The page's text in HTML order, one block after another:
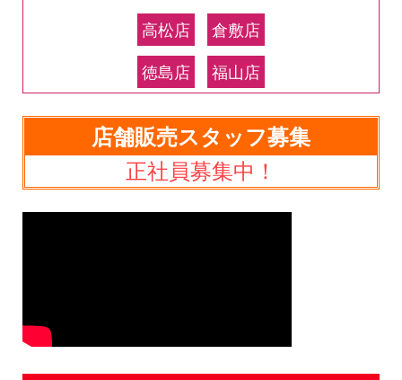
高松店
倉敷店
徳島店
福山店
店舗販売スタッフ募集
正社員募集中！